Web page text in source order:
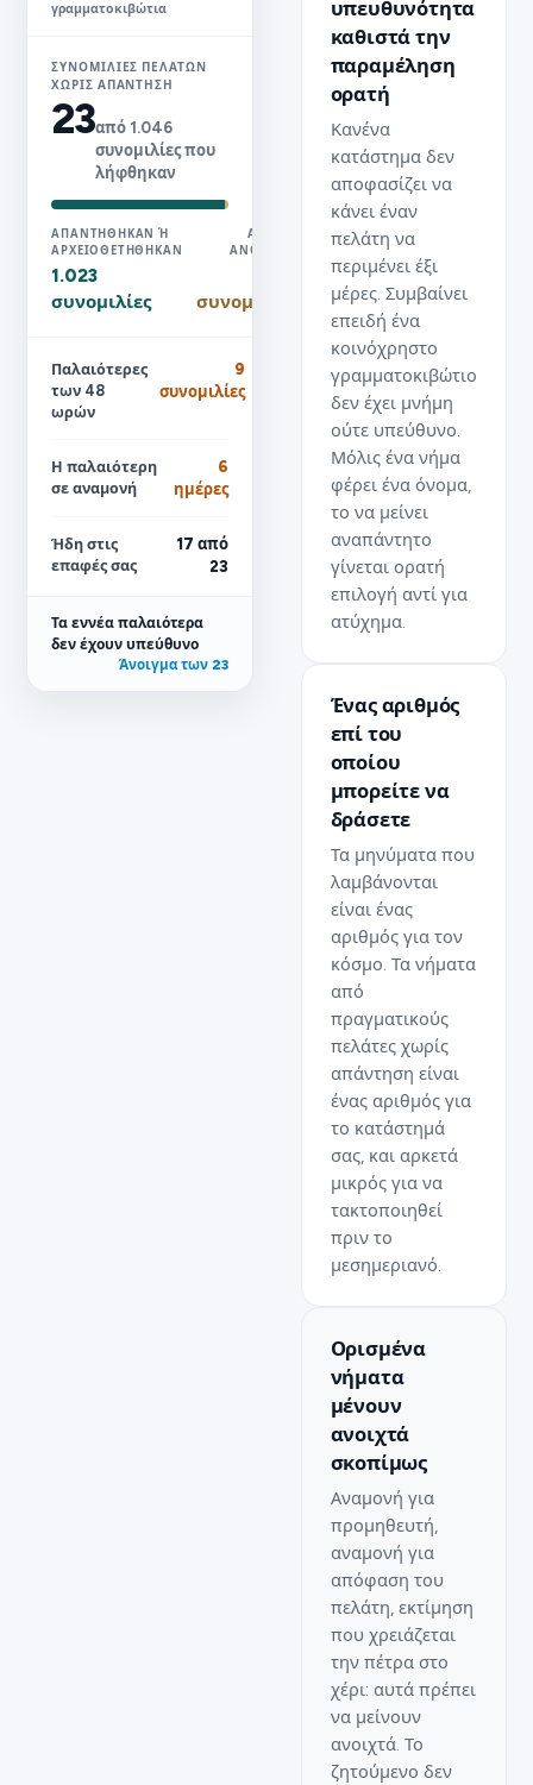
γραμματοκιβώτια
ΣΥΝΟΜΙΛΊΕΣ ΠΕΛΑΤΏΝ
ΧΩΡΊΣ ΑΠΆΝΤΗΣΗ
23από 1.046
συνομιλίες που
λήφθηκαν
ΑΠΑΝΤΉΘΗΚΑΝ Ή Α
ΡΧΕΙΟΘΕΤΉΘΗΚΑΝ
1.023
συνομιλίες
ΑΚΌΜΑ
ΑΝΟΙΧΤΈΣ
συνομιλίες
Παλαιότερες
των 48
ωρών
9
συνομιλίες
Η παλαιότερη
σε αναμονή
6
ημέρες
Ήδη στις
επαφές σας
17 από
23
Τα εννέα παλαιότερα
δεν έχουν υπεύθυνο
Άνοιγμα των 23
υπευθυνότητα
καθιστά την
παραμέληση
ορατή
Κανένα
κατάστημα δεν
αποφασίζει να
κάνει έναν
πελάτη να
περιμένει έξι
μέρες. Συμβαίνει
επειδή ένα
κοινόχρηστο
γραμματοκιβώτιο
δεν έχει μνήμη
ούτε υπεύθυνο.
Μόλις ένα νήμα
φέρει ένα όνομα,
το να μείνει
αναπάντητο
γίνεται ορατή
επιλογή αντί για
ατύχημα.
Ένας αριθμός
επί του
οποίου
μπορείτε να
δράσετε
Τα μηνύματα που
λαμβάνονται
είναι ένας
αριθμός για τον
κόσμο. Τα νήματα
από
πραγματικούς
πελάτες χωρίς
απάντηση είναι
ένας αριθμός για
το κατάστημά
σας, και αρκετά
μικρός για να
τακτοποιηθεί
πριν το
μεσημεριανό.
Ορισμένα
νήματα
μένουν
ανοιχτά
σκοπίμως
Αναμονή για
προμηθευτή,
αναμονή για
απόφαση του
πελάτη, εκτίμηση
που χρειάζεται
την πέτρα στο
χέρι: αυτά πρέπει
να μείνουν
ανοιχτά. Το
ζητούμενο δεν